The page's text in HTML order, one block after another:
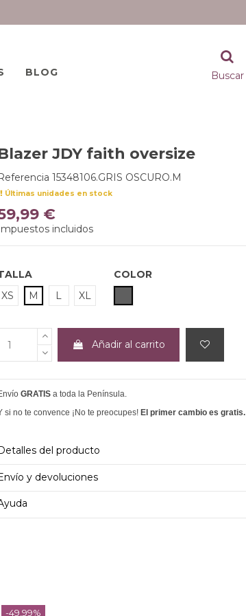
BLOG Buscar
JDY faith oversize
15348106.GRIS OSCURO.M
Últimas unidades en stock
€
incluidos
XS
M L XL
COLOR
Añadir al carrito
GRATIS a toda la Península.
si no te convence ¡No te preocupes! El primer cambio es gratis.
del producto
y devoluciones
-49,99%